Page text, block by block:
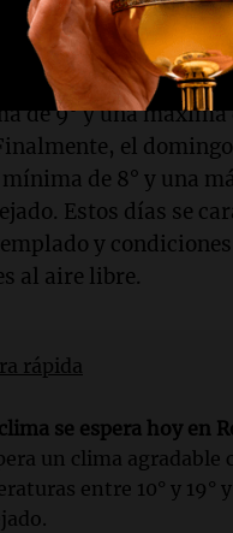
cielo nublado. El
oscilarán entre
Para el sábado 16 de
de 9° y una máxima
el domingo
de 8° y una
Estos días se
y
al aire libre.
rápida
se espera hoy en
un clima agradable
entre 10° y 19°